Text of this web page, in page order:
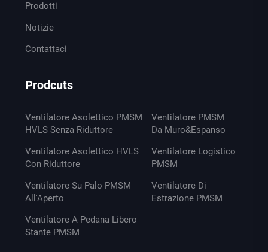
Prodotti
Notizie
Contattaci
Prodcuts
Ventilatore Asolettico PMSM
HVLS Senza Riduttore
Ventilatore Asolettico HVLS
Con Riduttore
Ventilatore Su Palo PMSM
All'Aperto
Ventilatore A Pedana Libero
Stante PMSM
Ventilatore PMSM
Da Muro&Espanso
Ventilatore Logistico
PMSM
Ventilatore Di
Estrazione PMSM